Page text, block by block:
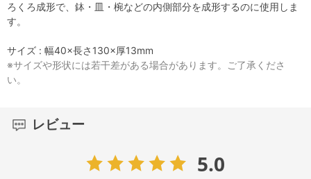
ろくろ成形で、鉢・皿・椀などの内側部分を成形するのに使用しま
す。
サイズ : 幅40×長さ130×厚13mm
※サイズや形状には若干差がある場合があります。ご了承くださ
い。
レビュー
5.0